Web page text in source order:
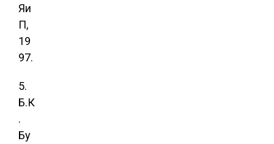
Яи
П,
19
97.
5.
Б.К
.
Бу